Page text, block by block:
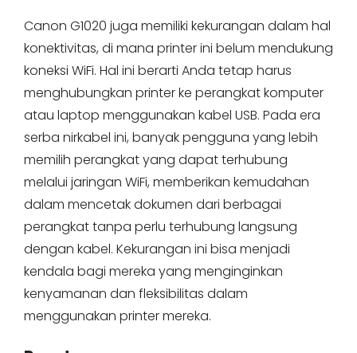
Canon G1020 juga memiliki kekurangan dalam hal
konektivitas, di mana printer ini belum mendukung
koneksi WiFi. Hal ini berarti Anda tetap harus
menghubungkan printer ke perangkat komputer
atau laptop menggunakan kabel USB. Pada era
serba nirkabel ini, banyak pengguna yang lebih
memilih perangkat yang dapat terhubung
melalui jaringan WiFi, memberikan kemudahan
dalam mencetak dokumen dari berbagai
perangkat tanpa perlu terhubung langsung
dengan kabel. Kekurangan ini bisa menjadi
kendala bagi mereka yang menginginkan
kenyamanan dan fleksibilitas dalam
menggunakan printer mereka.